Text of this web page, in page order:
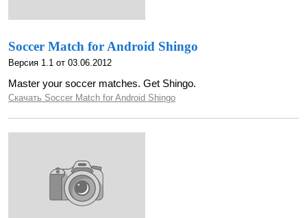
Soccer Match for Android Shingo
Версия 1.1 от 03.06.2012
Master your soccer matches. Get Shingo.
Скачать Soccer Match for Android Shingo